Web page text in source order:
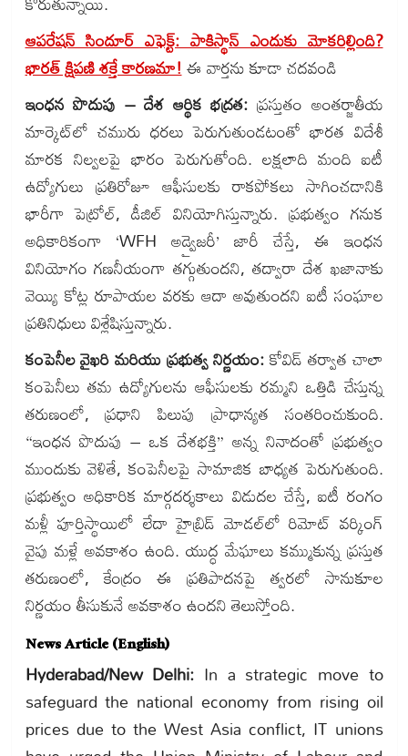
ఆపరేషన్ సిందూర్ ఎఫెక్ట్: పాకిస్థాన్ ఎందుకు మోకరిల్లింది?
భారత్ క్షిపణి శక్తే కారణమా!ఈ వార్తను కూడా చదవండి
ఇంధన పొదుపు – దేశ ఆర్థిక భద్రత: ప్రస్తుతం అంతర్జాతీయ
మార్కెట్‌లో చమురు ధరలు పెరుగుతుండటంతో భారత విదేశీ
మారక నిల్వలపై భారం పెరుగుతోంది. లక్షలాది మంది ఐటీ
ఉద్యోగులు ప్రతిరోజూ ఆఫీసులకు రాకపోకలు సాగించడానికి
భారీగా పెట్రోల్, డీజిల్ వినియోగిస్తున్నారు. ప్రభుత్వం గనుక
అధికారికంగా ‘WFH అడ్వైజరీ’ జారీ చేస్తే, ఈ ఇంధన
వినియోగం గణనీయంగా తగ్గుతుందని, తద్వారా దేశ ఖజానాకు
వెయ్యి కోట్ల రూపాయల వరకు ఆదా అవుతుందని ఐటీ సంఘాల
ప్రతినిధులు విశ్లేషిస్తున్నారు.
కంపెనీల వైఖరి మరియు ప్రభుత్వ నిర్ణయం:కోవిడ్ తర్వాత చాలా
కంపెనీలు తమ ఉద్యోగులను ఆఫీసులకు రమ్మని ఒత్తిడి చేస్తున్న
తరుణంలో, ప్రధాని పిలుపు ప్రాధాన్యత సంతరించుకుంది.
“ఇంధన పొదుపు – ఒక దేశభక్తి” అన్న నినాదంతో ప్రభుత్వం
ముందుకు వెళితే, కంపెనీలపై సామాజిక బాధ్యత పెరుగుతుంది.
ప్రభుత్వం అధికారిక మార్గదర్శకాలు విడుదల చేస్తే, ఐటీ రంగం
మళ్లీ పూర్తిస్థాయిలో లేదా హైబ్రిడ్ మోడల్‌లో రిమోట్ వర్కింగ్
వైపు మళ్లే అవకాశం ఉంది. యుద్ధ మేఘాలు కమ్ముకున్న ప్రస్తుత
తరుణంలో, కేంద్రం ఈ ప్రతిపాదనపై త్వరలో సానుకూల
నిర్ణయం తీసుకునే అవకాశం ఉందని తెలుస్తోంది.
News Article (English)
Hyderabad/New Delhi: In a strategic move to
safeguard the national economy from rising oil
prices due to the West Asia conflict, IT unions